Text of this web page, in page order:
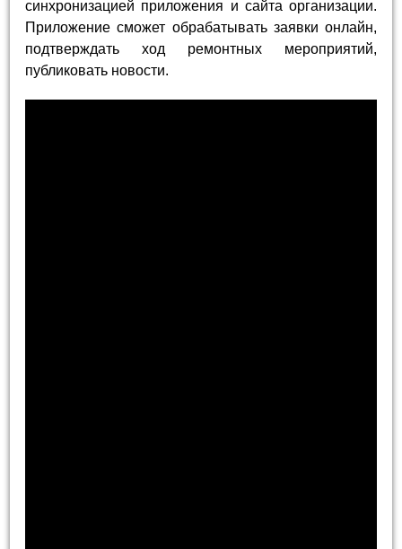
синхронизацией приложения и сайта организации.
Приложение сможет обрабатывать заявки онлайн,
подтверждать ход ремонтных мероприятий,
публиковать новости.